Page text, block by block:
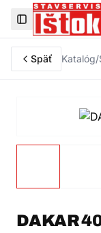
Toggle Sidebar
Späť Katalóg/
DAKAR